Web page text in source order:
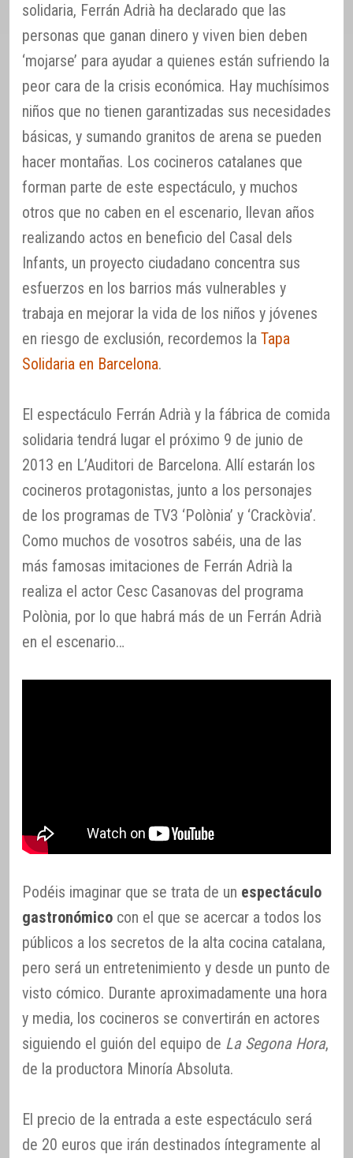
solidaria, Ferrán Adrià ha declarado que las
personas que ganan dinero y viven bien deben
‘mojarse’ para ayudar a quienes están sufriendo la
peor cara de la crisis económica. Hay muchísimos
niños que no tienen garantizadas sus necesidades
básicas, y sumando granitos de arena se pueden
hacer montañas. Los cocineros catalanes que
forman parte de este espectáculo, y muchos
otros que no caben en el escenario, llevan años
realizando actos en beneficio del Casal dels
Infants, un proyecto ciudadano concentra sus
esfuerzos en los barrios más vulnerables y
trabaja en mejorar la vida de los niños y jóvenes
en riesgo de exclusión, recordemos la Tapa
Solidaria en Barcelona.
El espectáculo Ferrán Adrià y la fábrica de comida
solidaria tendrá lugar el próximo 9 de junio de
2013 en L’Auditori de Barcelona. Allí estarán los
cocineros protagonistas, junto a los personajes
de los programas de TV3 ‘Polònia’ y ‘Crackòvia’.
Como muchos de vosotros sabéis, una de las
más famosas imitaciones de Ferrán Adrià la
realiza el actor Cesc Casanovas del programa
Polònia, por lo que habrá más de un Ferrán Adrià
en el escenario…
Podéis imaginar que se trata de un espectáculo
gastronómico con el que se acercar a todos los
públicos a los secretos de la alta cocina catalana,
pero será un entretenimiento y desde un punto de
visto cómico. Durante aproximadamente una hora
y media, los cocineros se convertirán en actores
siguiendo el guión del equipo de La Segona Hora,
de la productora Minoría Absoluta.
El precio de la entrada a este espectáculo será
de 20 euros que irán destinados íntegramente al